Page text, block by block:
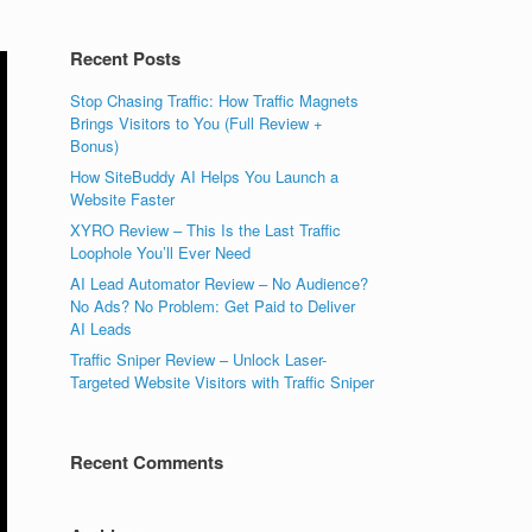
Recent Posts
Stop Chasing Traffic: How Traffic Magnets
Brings Visitors to You (Full Review +
Bonus)
How SiteBuddy AI Helps You Launch a
Website Faster
XYRO Review – This Is the Last Traffic
Loophole You’ll Ever Need
AI Lead Automator Review – No Audience?
No Ads? No Problem: Get Paid to Deliver
AI Leads
Traffic Sniper Review – Unlock Laser-
Targeted Website Visitors with Traffic Sniper
Recent Comments